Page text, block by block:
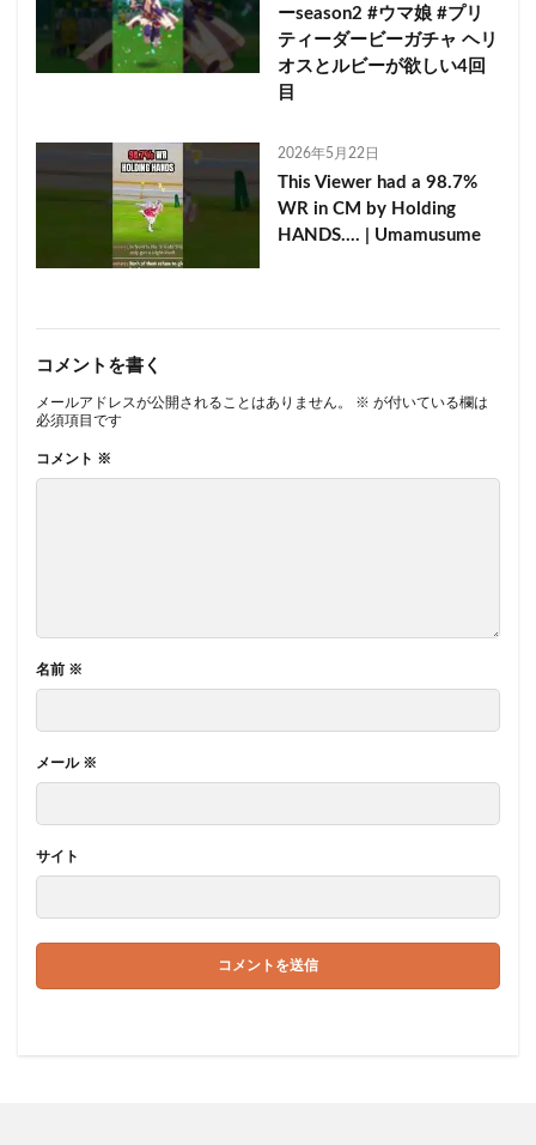
ーseason2 #ウマ娘 #プリ
ティーダービーガチャ ヘリ
オスとルビーが欲しい4回
目
2026年5月22日
This Viewer had a 98.7%
WR in CM by Holding
HANDS…. | Umamusume
コメントを書く
メールアドレスが公開されることはありません。 ※ が付いている欄は
必須項目です
コメント ※
名前 ※
メール ※
サイト